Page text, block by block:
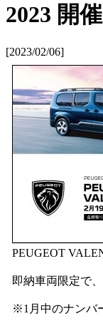
2023 開
[2023/02/06]
PEUGEOT
即納車両限定で
※1月中のナンバ